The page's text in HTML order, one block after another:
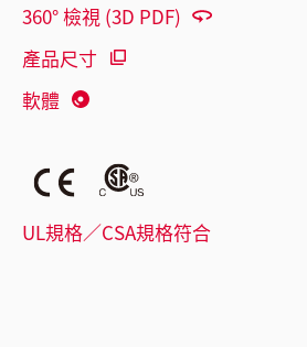
360° 檢視 (3D PDF)
產品尺寸
軟體
UL規格／CSA規格符合